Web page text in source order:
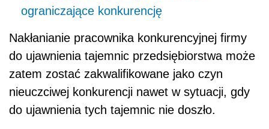
ograniczające konkurencję
Nakłanianie pracownika konkurencyjnej firmy
do ujawnienia tajemnic przedsiębiorstwa może
zatem zostać zakwalifikowane jako czyn
nieuczciwej konkurencji nawet w sytuacji, gdy
do ujawnienia tych tajemnic nie doszło.